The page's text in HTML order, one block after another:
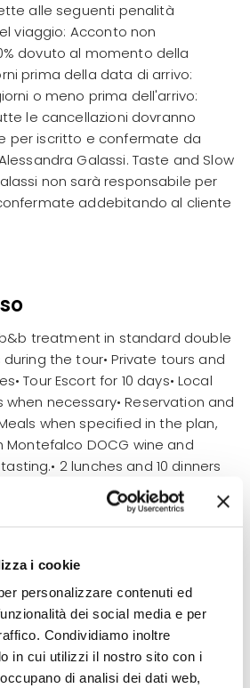
i cookie
personalizzare contenuti ed
dei social media e per
Condividiamo inoltre
in cui utilizzi il nostro sito con i
di analisi dei dati web,
alle seguenti penalità
viaggio: Acconto non
dovuto al momento della
prima della data di arrivo:
o meno prima dell'arrivo:
le cancellazioni dovranno
per iscritto e confermate da
Galassi. Taste and Slow
non sarà responsabile per
addebitando al cliente
b&b treatment in standard double
the tour• Private tours and
Tour Escort for 10 days• Local
when necessary• Reservation and
when specified in the plan,
Montefalco DOCG wine and
2 lunches and 10 dinners
in “the tour includes”•
accommodation taxes
person per night depending
luggage and cancelation
tours/experiences